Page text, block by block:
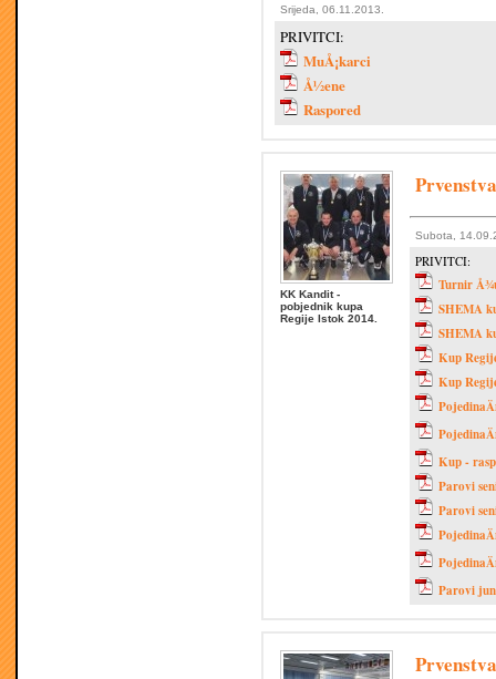
Srijeda, 06.11.2013.
PRIVITCI:
MuÅ¡karci
Å½ene
Raspored
KK Kandit -
pobjednik kupa
Regije Istok 2014.
Subota,
PRIVITCI:
Turnir
SHEMA
SHEMA
Kup
Kup
Kup -
Parovi
Parovi
Parovi